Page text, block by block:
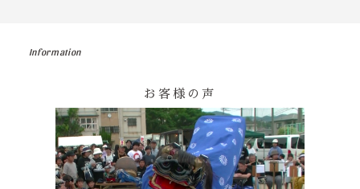
Information
お客様の声